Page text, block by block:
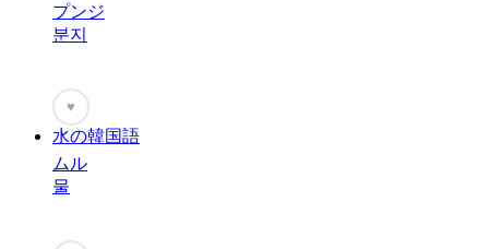
プンジ
분지
♥
水の韓国語
ムル
물